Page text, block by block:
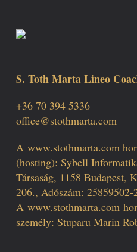
S. Toth Marta Lineo
+36 70 394 5336
office@stothmarta.com
A www.stothmarta.com
(hosting): Sybell
Társaság, 1158 Budapest,
206., Adószám: 25859502-
A www.stothmarta.com
személy: Stuparu Marin